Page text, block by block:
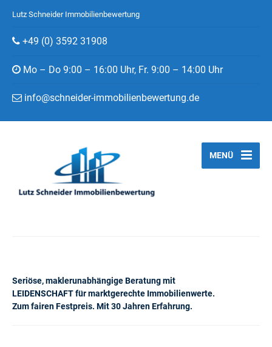
Lutz Schneider Immobilienbewertung
+49 (0) 3592 31908
Mo – Do 9:00 – 16:00 Uhr, Fr. 9:00 – 14:00 Uhr
info@schneider-immobilienbewertung.de
Seriöse, maklerunabhängige Beratung mit
LEIDENSCHAFT für marktgerechte Immobilienwerte.
Zum fairen Festpreis. Mit 30 Jahren Erfahrung.
MENÜ